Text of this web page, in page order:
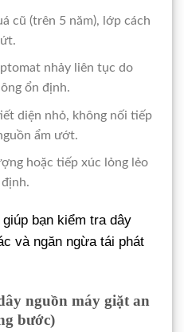
cũ (trên 5 năm), lớp cách
nhảy liên tục do
ổn định.
diện nhỏ, không nối tiếp
ẩm ướt.
hoặc tiếp xúc lỏng lẻo
bạn kiểm tra dây
và ngăn ngừa tái phát
nguồn máy giặt an
bước)